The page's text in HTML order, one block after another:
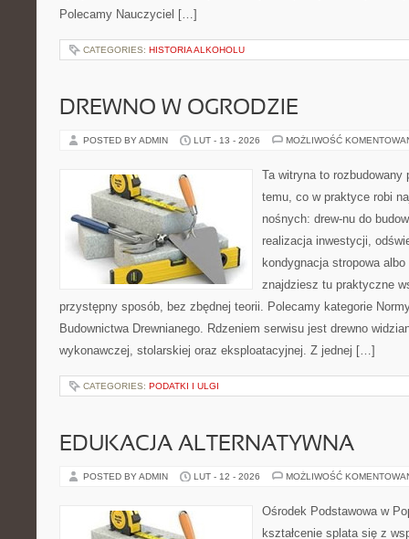
Polecamy Nauczyciel […]
CATEGORIES: HISTORIA ALKOHOLU
DREWNO W OGRODZIE
POSTED BY ADMIN LUT - 13 - 2026 MOŻLIWOŚĆ
Ta witryna to rozbudowany
temu, co w praktyce robi
nośnych: drew-nu do
realizacja inwestycji,
kondygnacja stropowa
znajdziesz tu praktyczne
przystępny sposób, bez zbędnej teorii. Polecamy kategorie
Budownictwa Drewnianego. Rdzeniem serwisu jest drewno
wykonawczej, stolarskiej oraz eksploatacyjnej. Z jednej […]
CATEGORIES: PODATKI I ULGI
EDUKACJA ALTERNATYWNA
POSTED BY ADMIN LUT - 12 - 2026 MOŻLIWOŚĆ
Ośrodek Podstawowa w
kształcenie splata się z